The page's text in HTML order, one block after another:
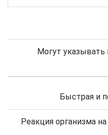
Могут указывать
Быстрая и
Реакция организма